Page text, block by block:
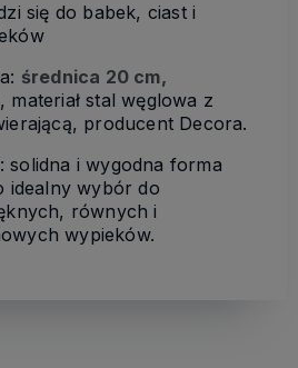
się do babek, ciast i
średnica 20 cm,
, materiał stal węglowa z
producent Decora.
solidna i wygodna forma
idealny wybór do
równych i
wypieków.